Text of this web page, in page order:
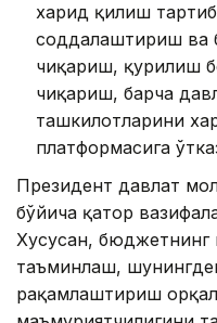
харид қилиш
соддалаштириш ва
чиқариш, қурилиш
чиқариш, барча
ташкилотларини
платформасига
Президент давлат
бўйича қатор
Хусусан, бюджетнинг
таъминлаш,
рақамлаштириш